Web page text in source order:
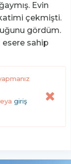
Evin
çekmişti.
gördüm.
esere sahip
giriş